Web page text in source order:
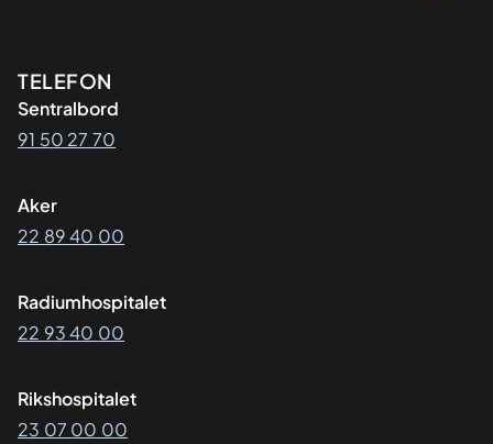
Kontaktinformasjon
TELEFON
Sentralbord
91 50 27 70
Aker
22 89 40 00
Radiumhospitalet
22 93 40 00
Rikshospitalet
23 07 00 00